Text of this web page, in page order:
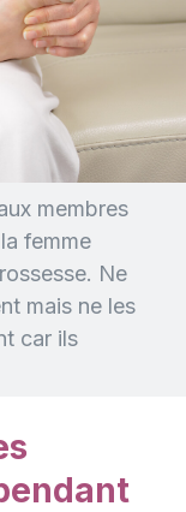
membres
femme
Ne
mais ne les
car ils